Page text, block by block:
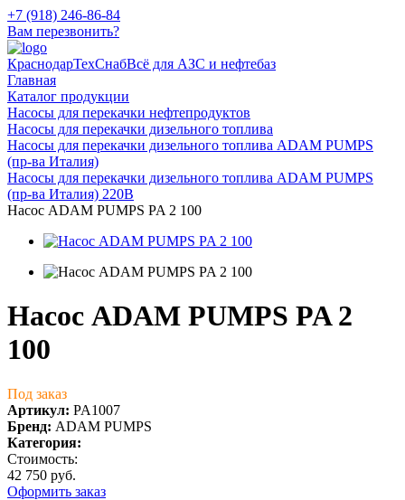
+7 (918) 246-86-84
Вам перезвонить?
КраснодарТехСнабВсё для АЗС и нефтебаз
Главная
Каталог продукции
Насосы для перекачки нефтепродуктов
Насосы для перекачки дизельного топлива
Насосы для перекачки дизельного топлива ADAM PUMPS
(пр-ва Италия)
Насосы для перекачки дизельного топлива ADAM PUMPS
(пр-ва Италия) 220В
Насос ADAM PUMPS PA 2 100
Насос ADAM PUMPS PA 2
100
Под заказ
Артикул: PA1007
Бренд: ADAM PUMPS
Категория:
Стоимость:
42 750 руб.
Оформить заказ